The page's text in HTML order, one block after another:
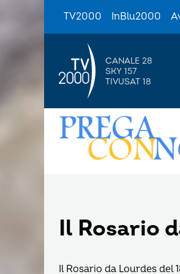
TV2000 InBlu2000
CANALE 28
SKY 157
TIVUSAT 18
Il Rosario
Il Rosario da Lourdes del